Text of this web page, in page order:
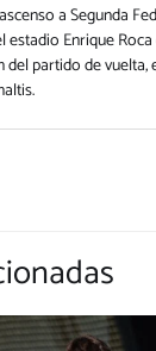
a Segunda
estadio Enrique
partido de vuelta,